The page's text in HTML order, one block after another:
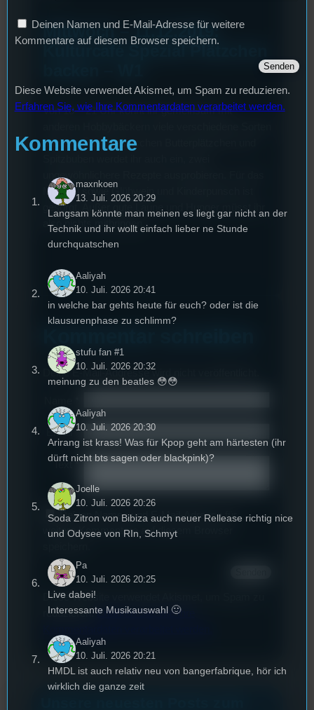
Mittwoch – 11.12.2019:
Kulturcafé Spezial Plätzchen
Von 18 – 21 Uhr könnt ihr gemeinsam mit
backen. Über klassischen Butterplätzchen und
ungewöhnlichere Rezepte ausprobieren. Für das
Material sowie Glühwein und Kinderpunsch ist
gesorgt. Außer gute Laune und Hunger müsst ihr
also nichts mitbringen.
Deine E-Mail-Addresse wird nicht veröffentlicht.
Email *
Text*
Deinen Namen und E-Mail-Adresse für
weitere Kommentare auf diesem Browser
Diese Website verwendet Akismet, um Spam zu
reduzieren.Erfahren Sie, wie Ihre
Deinen Namen und E-Mail-Adresse für weitere
Kommentare auf diesem Browser speichern.
Diese Website verwendet Akismet, um Spam zu reduzieren.
Erfahren Sie, wie Ihre Kommentardaten verarbeitet werden.
Kommentare
maxnkoen
13. Juli. 2026 20:29
Langsam könnte man meinen es liegt gar nicht an der
Technik und ihr wollt einfach lieber ne Stunde
durchquatschen
Aaliyah
10. Juli. 2026 20:41
in welche bar gehts heute für euch? oder ist die
klausurenphase zu schlimm?
stufu fan #1
10. Juli. 2026 20:32
meinung zu den beatles 😳😳
Aaliyah
10. Juli. 2026 20:30
Arirang ist krass! Was für Kpop geht am härtesten (ihr
dürft nicht bts sagen oder blackpink)?
Joelle
10. Juli. 2026 20:26
Soda Zitron von Bibiza auch neuer Rellease richtig nice
und Odysee von RIn, Schmyt
Pa
10. Juli. 2026 20:25
Live dabei!
Interessante Musikauswahl 🙂
Aaliyah
10. Juli. 2026 20:21
HMDL ist auch relativ neu von bangerfabrique, hör ich
wirklich die ganze zeit